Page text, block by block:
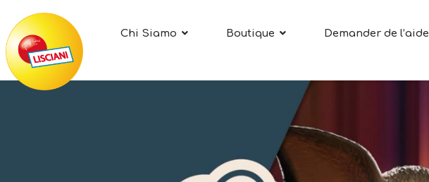
Chi Siamo Boutique Demander de l’aide